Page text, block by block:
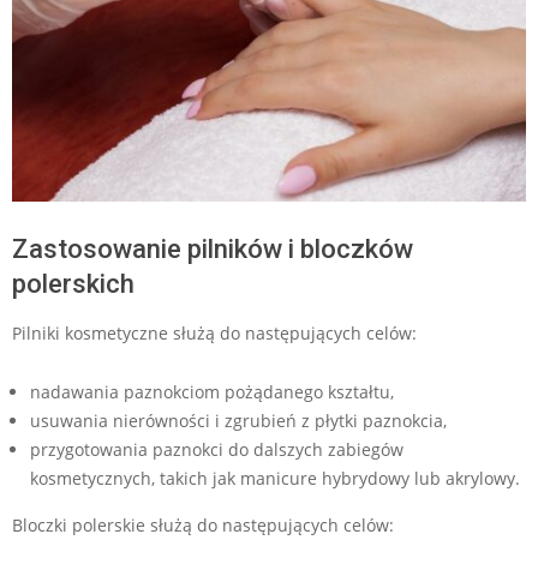
Zastosowanie pilników i bloczków
polerskich
Pilniki kosmetyczne służą do następujących celów:
nadawania paznokciom pożądanego kształtu,
usuwania nierówności i zgrubień z płytki paznokcia,
przygotowania paznokci do dalszych zabiegów
kosmetycznych, takich jak manicure hybrydowy lub akrylowy.
Bloczki polerskie służą do następujących celów: